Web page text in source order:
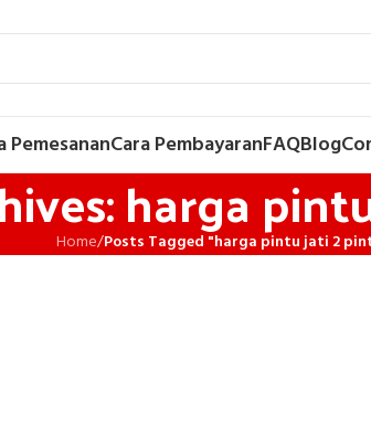
PemesananCara PembayaranFAQBlog
harga
Home/Posts Tagged "harga pintu jati 2